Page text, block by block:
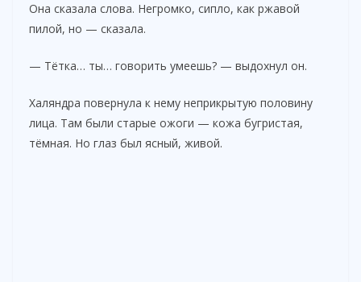
Она сказала слова. Негромко, сипло, как ржавой
пилой, но — сказала.
— Тётка… ты… говорить умеешь? — выдохнул он.
Халяндра повернула к нему неприкрытую половину
лица. Там были старые ожоги — кожа бугристая,
тёмная. Но глаз был ясный, живой.